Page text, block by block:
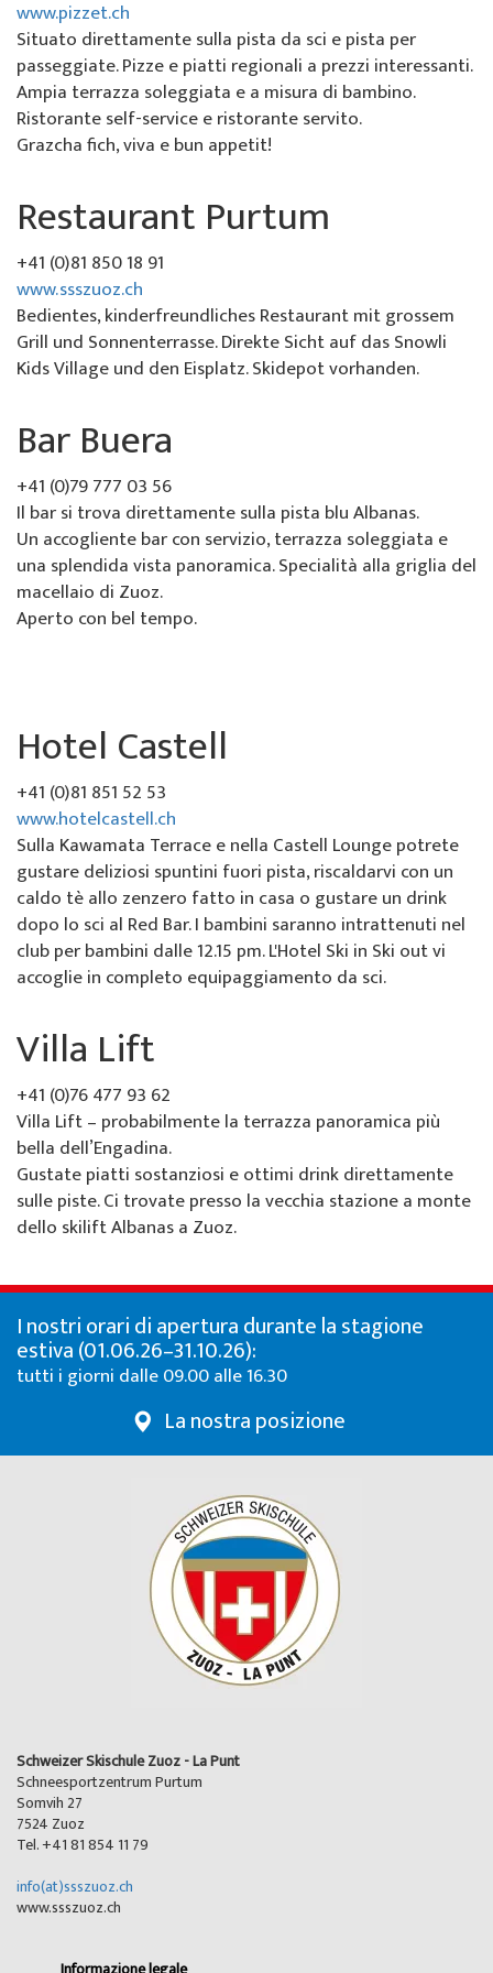
Offerte speciali
Eventi per gruppi
Noleggio sci da Willy Sport
Abbonamenti sci
Il nostro ristorante
Noleggio sci da Colani
Abbonamenti sci a La Punt
La Punt
Sulla scuola di sci
Squadra
Team demo
Partner e sponsor
FAQ
Jobs
www.pizzet.ch
Situato direttamente sulla pista da sci e pista per
passeggiate. Pizze e piatti regionali a prezzi interessanti.
Ampia terrazza soleggiata e a misura di bambino.
Ristorante self-service e ristorante servito.
Grazcha fich, viva e bun appetit!
Restaurant Purtum
+41 (0)81 850 18 91
www.ssszuoz.ch
Bedientes, kinderfreundliches Restaurant mit grossem
Grill und Sonnenterrasse. Direkte Sicht auf das Snowli
Kids Village und den Eisplatz. Skidepot vorhanden.
Bar Buera
+41 (0)79 777 03 56
Il bar si trova direttamente sulla pista blu Albanas.
Un accogliente bar con servizio, terrazza soleggiata e
una splendida vista panoramica. Specialità alla griglia del
macellaio di Zuoz.
Aperto con bel tempo.
Hotel Castell
+41 (0)81 851 52 53
www.hotelcastell.ch
Sulla Kawamata Terrace e nella Castell Lounge potrete
gustare deliziosi spuntini fuori pista, riscaldarvi con un
caldo tè allo zenzero fatto in casa o gustare un drink
dopo lo sci al Red Bar. I bambini saranno intrattenuti nel
club per bambini dalle 12.15 pm. L'Hotel Ski in Ski out vi
accoglie in completo equipaggiamento da sci.
Villa Lift
+41 (0)76 477 93 62
Villa Lift – probabilmente la terrazza panoramica più
bella dell’Engadina.
Gustate piatti sostanziosi e ottimi drink direttamente
sulle piste. Ci trovate presso la vecchia stazione a monte
dello skilift Albanas a Zuoz.
I nostri orari di apertura durante la stagione
estiva (01.06.26–31.10.26):
tutti i giorni dalle 09.00 alle 16.30
La nostra posizione
Schweizer Skischule Zuoz - La Punt
Schneesportzentrum Purtum
Somvih 27
7524 Zuoz
Tel. +41 81 854 11 79
info(at)ssszuoz.ch
www.ssszuoz.ch